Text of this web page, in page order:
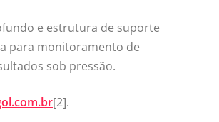
e estrutura de suporte
para monitoramento de
sob pressão.
[2].